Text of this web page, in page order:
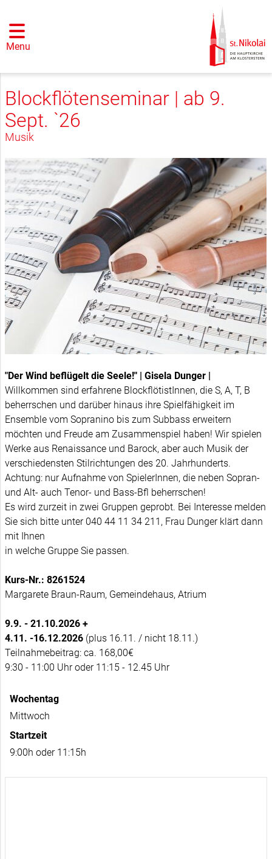
Menu
Blockflötenseminar | ab 9.
Sept. `26
Musik
"Der Wind beflügelt die Seele!" | Gisela Dunger |
Willkommen sind erfahrene BlockflötistInnen, die S, A, T, B
beherrschen und darüber hinaus ihre Spielfähigkeit im
Ensemble vom Sopranino bis zum Subbass erweitern
möchten und Freude am Zusammenspiel haben! Wir spielen
Werke aus Renaissance und Barock, aber auch Musik der
verschiedensten Stilrichtungen des 20. Jahrhunderts.
Achtung: nur Aufnahme von SpielerInnen, die neben Sopran-
und Alt- auch Tenor- und Bass-Bfl beherrschen!
Es wird zurzeit in zwei Gruppen geprobt. Bei Interesse melden
Sie sich bitte unter 040 44 11 34 211, Frau Dunger klärt dann
mit Ihnen
in welche Gruppe Sie passen.
Kurs-Nr.: 8261524
Margarete Braun-Raum, Gemeindehaus, Atrium
9.9. - 21.10.2026 +
4.11. -16.12.2026 (plus 16.11. / nicht 18.11.)
Teilnahmebeitrag: ca. 168,00€
9:30 - 11:00 Uhr oder 11:15 - 12.45 Uhr
Wochentag
Mittwoch
Startzeit
9:00h oder 11:15h